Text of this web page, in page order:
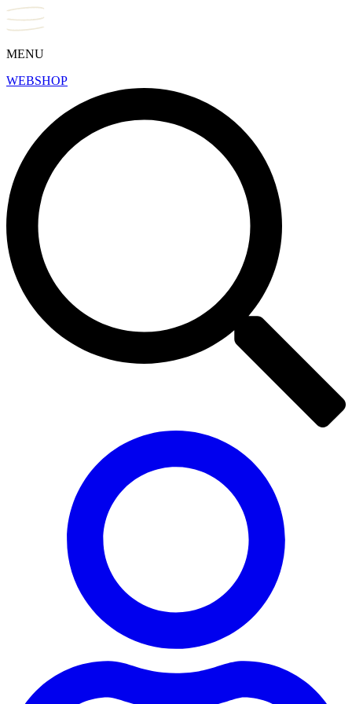
MENU
WEBSHOP